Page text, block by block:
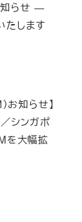
知らせ ―
たします
お知らせ】
／シンガポ
を大幅拡